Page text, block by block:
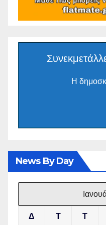
Η
News By Day
Δ Τ Τ